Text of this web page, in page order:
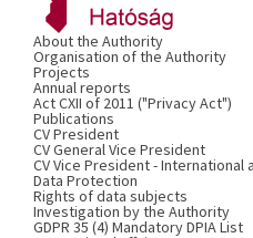
About the Authority
Organisation of the Authority
Projects
Annual reports
Act CXII of 2011 ("Privacy Act")
Publications
CV President
CV General Vice President
CV Vice President - International
Data Protection
Rights of data subjects
Investigation by the Authority
GDPR 35 (4) Mandatory DPIA List